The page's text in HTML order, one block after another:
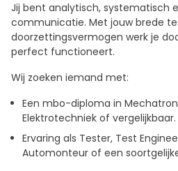
Jij bent analytisch, systematisch
communicatie. Met jouw brede
doorzettingsvermogen werk je
perfect functioneert.
Wij zoeken iemand met:
Een mbo-diploma in
Elektrotechniek of vergelijkbaar.
Ervaring als Tester, Test
Automonteur of een